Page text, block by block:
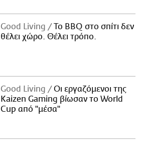
Good Living
Το BBQ στο σπίτι δεν
θέλει χώρο. Θέλει τρόπο.
Good Living
Οι εργαζόμενοι της
Kaizen Gaming βίωσαν το World
Cup από "μέσα"